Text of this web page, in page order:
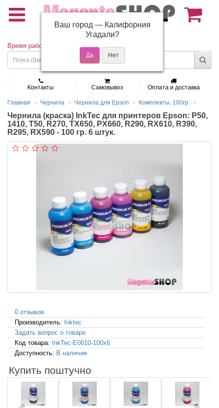
(495) 150-01-37
Время работы: Пн - Пт 9:30 - 19:00
Контакты Самовывоз Оплата и доставка
Главная Чернила Чернила для Epson Комплекты, 100гр.
Чернила (краска) InkTec для принтеров Epson: P50,
1410, T50, R270, TX650, PX660, R290, RX610, R390,
R295, RX590 - 100 гр. 6 штук.
0 отзывов
Производитель: Inktec
Задать вопрос о товаре
Код товара: InkTec-E0010-100x6
Доступность: В наличии
Купить поштучно
Ваш город — Калифорния
Угадали?